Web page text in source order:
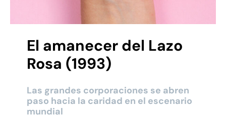
El amanecer del Lazo
Rosa (1993)
Las grandes corporaciones se abren
paso hacia la caridad en el escenario
mundial